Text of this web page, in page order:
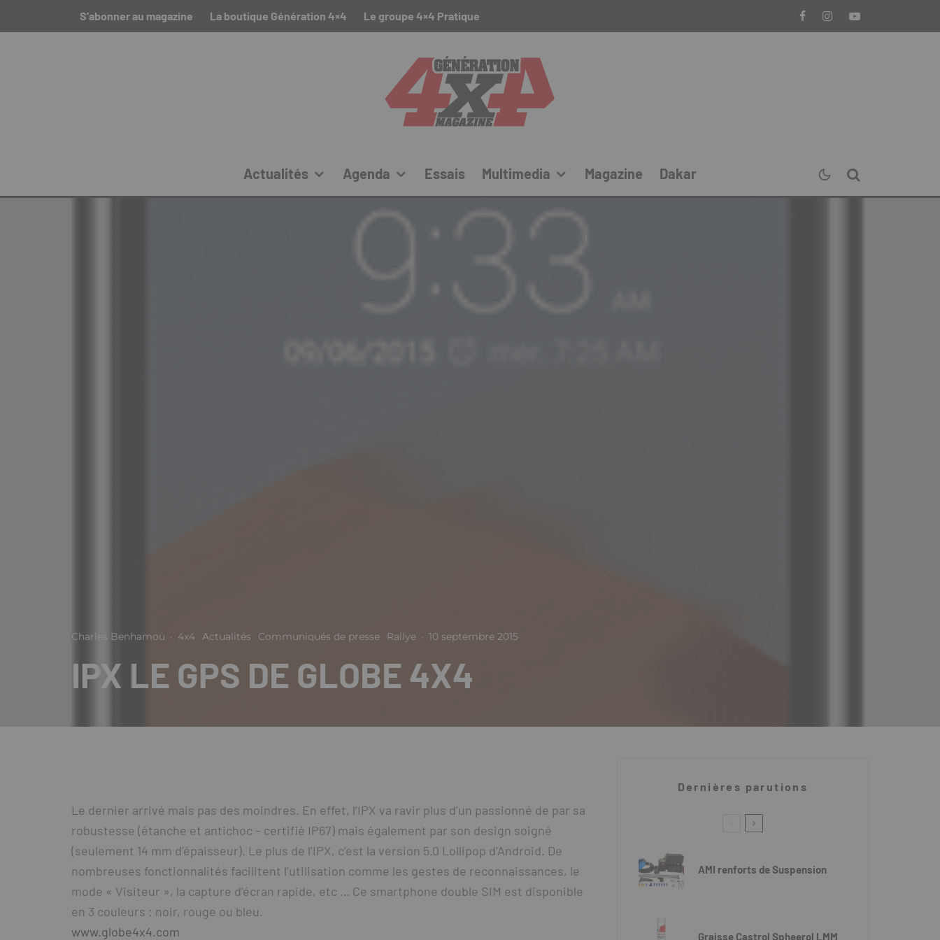
S’abonner au magazine La boutique Génération 4×4 Le groupe 4×4 Pratique
Actualités Agenda Essais Multimedia Magazine Dakar
Charles Benhamou · 4x4 Actualités Communiqués de presse Rallye · 10 septembre 2015
IPX LE GPS DE GLOBE 4X4
Le dernier arrivé mais pas des moindres. En effet, l’IPX va ravir plus d’un passionné de par sa
robustesse (étanche et antichoc – certifié IP67) mais également par son design soigné
(seulement 14 mm d’épaisseur). Le plus de l’IPX, c’est la version 5.0 Lollipop d’Android. De
nombreuses fonctionnalités facilitent l’utilisation comme les gestes de reconnaissances, le
mode « Visiteur », la capture d’écran rapide, etc … Ce smartphone double SIM est disponible
en 3 couleurs : noir, rouge ou bleu.
www.globe4x4.com
Dernières parutions
AMI renforts de Suspension
Graisse Castrol Spheerol LMM